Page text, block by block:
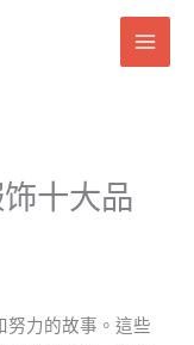
十大品
努力的故事。這些